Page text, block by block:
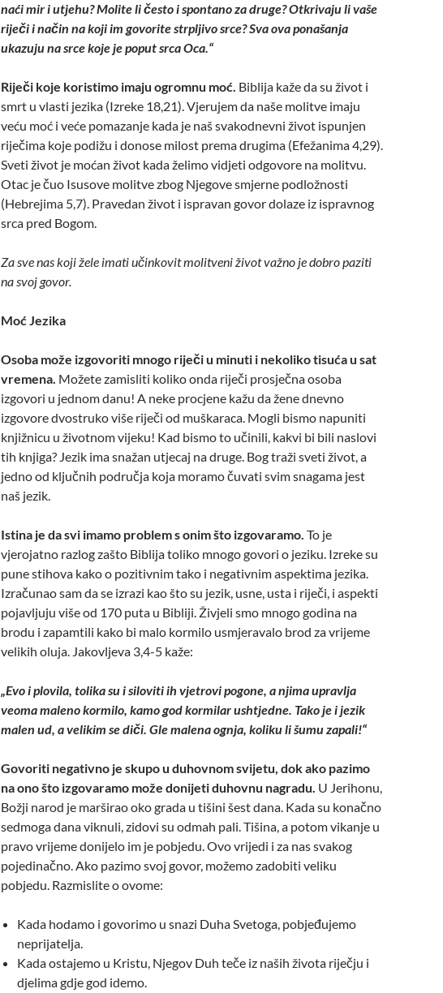
naći mir i utjehu? Molite li često i spontano za druge? Otkrivaju li vaše
riječi i način na koji im govorite strpljivo srce? Sva ova ponašanja
ukazuju na srce koje je poput srca Oca.“
Riječi koje koristimo imaju ogromnu moć. Biblija kaže da su život i
smrt u vlasti jezika (Izreke 18,21). Vjerujem da naše molitve imaju
veću moć i veće pomazanje kada je naš svakodnevni život ispunjen
riječima koje podižu i donose milost prema drugima (Efežanima 4,29).
Sveti život je moćan život kada želimo vidjeti odgovore na molitvu.
Otac je čuo Isusove molitve zbog Njegove smjerne podložnosti
(Hebrejima 5,7). Pravedan život i ispravan govor dolaze iz ispravnog
srca pred Bogom.
Za sve nas koji žele imati učinkovit molitveni život važno je dobro paziti
na svoj govor.
Moć Jezika
Osoba može izgovoriti mnogo riječi u minuti i nekoliko tisuća u sat
vremena. Možete zamisliti koliko onda riječi prosječna osoba
izgovori u jednom danu! A neke procjene kažu da žene dnevno
izgovore dvostruko više riječi od muškaraca. Mogli bismo napuniti
knjižnicu u životnom vijeku! Kad bismo to učinili, kakvi bi bili naslovi
tih knjiga? Jezik ima snažan utjecaj na druge. Bog traži sveti život, a
jedno od ključnih područja koja moramo čuvati svim snagama jest
naš jezik.
Istina je da svi imamo problem s onim što izgovaramo. To je
vjerojatno razlog zašto Biblija toliko mnogo govori o jeziku. Izreke su
pune stihova kako o pozitivnim tako i negativnim aspektima jezika.
Izračunao sam da se izrazi kao što su jezik, usne, usta i riječi, i aspekti
pojavljuju više od 170 puta u Bibliji. Živjeli smo mnogo godina na
brodu i zapamtili kako bi malo kormilo usmjeravalo brod za vrijeme
velikih oluja. Jakovljeva 3,4-5 kaže:
„Evo i plovila, tolika su i siloviti ih vjetrovi pogone, a njima upravlja
veoma maleno kormilo, kamo god kormilar ushtjedne. Tako je i jezik
malen ud, a velikim se diči. Gle malena ognja, koliku li šumu zapali!“
Govoriti negativno je skupo u duhovnom svijetu, dok ako pazimo
na ono što izgovaramo može donijeti duhovnu nagradu. U Jerihonu,
Božji narod je marširao oko grada u tišini šest dana. Kada su konačno
sedmoga dana viknuli, zidovi su odmah pali. Tišina, a potom vikanje u
pravo vrijeme donijelo im je pobjedu. Ovo vrijedi i za nas svakog
pojedinačno. Ako pazimo svoj govor, možemo zadobiti veliku
pobjedu. Razmislite o ovome:
Kada hodamo i govorimo u snazi Duha Svetoga, pobjeđujemo
neprijatelja.
Kada ostajemo u Kristu, Njegov Duh teče iz naših života riječju i
djelima gdje god idemo.